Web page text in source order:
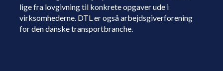
lige fra lovgivning til konkrete opgaver ude i
virksomhederne. DTL er også arbejdsgiverforening
for den danske transportbranche.